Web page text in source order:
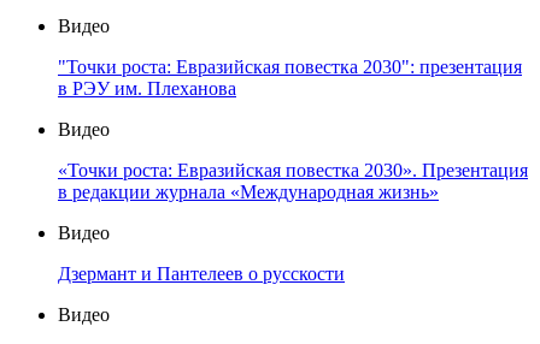
Видео
"Точки роста: Евразийская повестка 2030": презентация
в РЭУ им. Плеханова
Видео
«Точки роста: Евразийская повестка 2030». Презентация
в редакции журнала «Международная жизнь»
Видео
Дзермант и Пантелеев о русскости
Видео